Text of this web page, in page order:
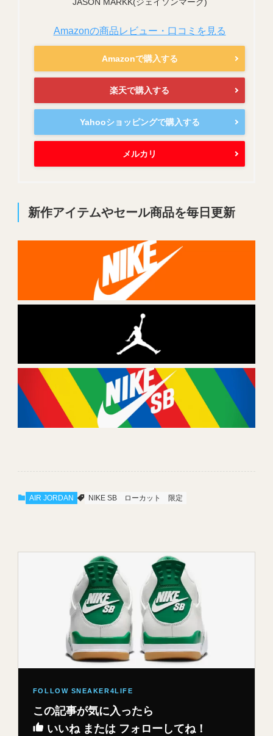
Amazonの商品レビュー・口コミを見る
Amazonで購入する
楽天で購入する
Yahooショッピングで購入する
メルカリ
新作アイテムやセール商品を毎日更新
AIR JORDAN NIKE SB ローカット 限定
この記事が気に入ったら
いいね または フォローしてね！